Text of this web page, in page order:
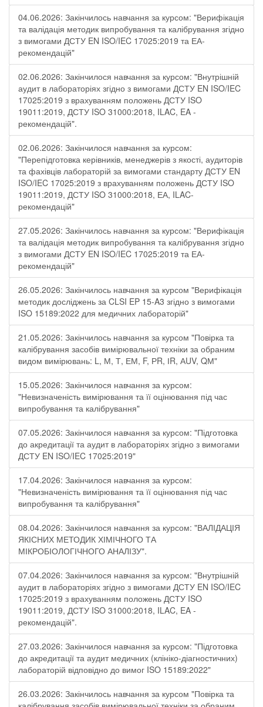
04.06.2026: Закінчилось навчання за курсом: "Верифікація
та валідація методик випробування та калібрування згідно
з вимогами ДСТУ EN ISO/IEC 17025:2019 та ЕА-
рекомендацій"
02.06.2026: Закінчилося навчання за курсом: "Внутрішній
аудит в лабораторіях згідно з вимогами ДСТУ EN ISO/IEC
17025:2019 з врахуванням положень ДСТУ ISO
19011:2019, ДСТУ ISO 31000:2018, ILAC, EA -
рекомендацій".
02.06.2026: Закінчилося навчання за курсом:
"Перепідготовка керівників, менеджерів з якості, аудиторів
та фахівців лабораторій за вимогами стандарту ДСТУ EN
ISO/IEC 17025:2019 з врахуванням положень ДСТУ ISO
19011:2019, ДСТУ ISO 31000:2018, ЕА, ILAC-
рекомендацій"
27.05.2026: Закінчилось навчання за курсом: "Верифікація
та валідація методик випробування та калібрування згідно
з вимогами ДСТУ EN ISO/IEC 17025:2019 та ЕА-
рекомендацій"
26.05.2026: Закінчилось навчання за курсом "Верифікація
методик досліджень за CLSI EP 15-A3 згідно з вимогами
ISO 15189:2022 для медичних лабораторій"
21.05.2026: Закінчилось навчання за курсом "Повірка та
калібрування засобів вимірювальної техніки за обраним
видом вимірювань: L, М, Т, ЕМ, F, РR, ІR, АUV, QМ"
15.05.2026: Закінчилося навчання за курсом:
"Невизначеність вимірювання та її оцінювання під час
випробування та калібрування"
07.05.2026: Закінчилося навчання за курсом: "Підготовка
до акредитації та аудит в лабораторіях згідно з вимогами
ДСТУ EN ISO/IEC 17025:2019"
17.04.2026: Закінчилося навчання за курсом:
"Невизначеність вимірювання та її оцінювання під час
випробування та калібрування"
08.04.2026: Закінчилося навчання за курсом: "ВАЛІДАЦІЯ
ЯКІСНИХ МЕТОДИК ХІМІЧНОГО ТА
МІКРОБІОЛОГІЧНОГО АНАЛІЗУ".
07.04.2026: Закінчилося навчання за курсом: "Внутрішній
аудит в лабораторіях згідно з вимогами ДСТУ EN ISO/IEC
17025:2019 з врахуванням положень ДСТУ ISO
19011:2019, ДСТУ ISO 31000:2018, ILAC, EA -
рекомендацій".
27.03.2026: Закінчилося навчання за курсом: "Підготовка
до акредитації та аудит медичних (клініко-діагностичних)
лабораторій відповідно до вимог ISO 15189:2022"
26.03.2026: Закінчилось навчання за курсом "Повірка та